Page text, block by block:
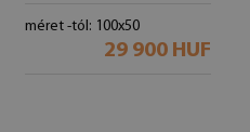
méret -tól: 100x50
29 900 HUF